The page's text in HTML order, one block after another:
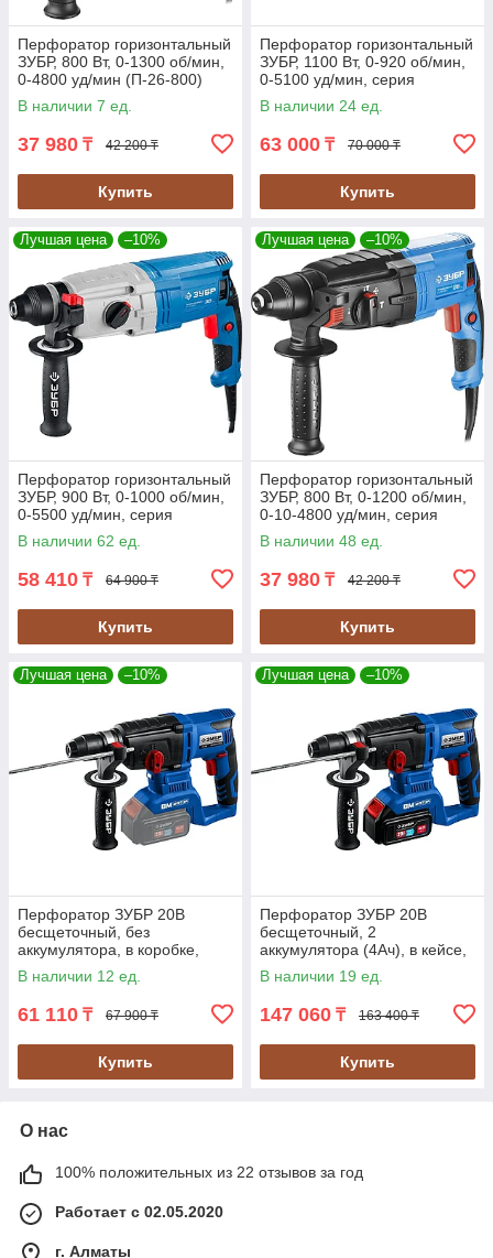
Перфоратор горизонтальный
ЗУБР, 800 Вт, 0-1300 об/мин,
0-4800 уд/мин (П-26-800)
В наличии 7 ед.
37 980 ₸ 42 200 ₸
Купить
Перфоратор горизонтальный
ЗУБР, 1100 Вт, 0-920 об/мин,
0-5100 уд/мин, серия
"Профессионал" (ЗП-32-1100
К)
В наличии 24 ед.
63 000 ₸ 70 000 ₸
Купить
Лучшая цена –10%
Перфоратор горизонтальный
ЗУБР, 900 Вт, 0-1000 об/мин,
0-5500 уд/мин, серия
"Профессионал" (ЗП-30-900
К)
В наличии 62 ед.
58 410 ₸ 64 900 ₸
Купить
Лучшая цена –10%
Перфоратор горизонтальный
ЗУБР, 800 Вт, 0-1200 об/мин,
0-10-4800 уд/мин, серия
"Профессионал" (ЗП-26-800
К)
В наличии 48 ед.
37 980 ₸ 42 200 ₸
Купить
Лучшая цена –10%
Перфоратор ЗУБР 20В
бесщеточный, без
аккумулятора, в коробке,
серия "Профессионал" (PB-
260)
В наличии 12 ед.
61 110 ₸ 67 900 ₸
Купить
Лучшая цена –10%
Перфоратор ЗУБР 20В
бесщеточный, 2
аккумулятора (4Ач), в кейсе,
серия "Профессионал" (PB-
260-42)
В наличии 19 ед.
147 060 ₸ 163 400 ₸
Купить
О нас
100% положительных из 22 отзывов за год
Работает с 02.05.2020
г. Алматы